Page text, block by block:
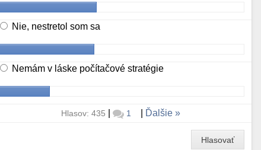
Nie, nestretol som sa
Nemám v láske počítačové stratégie
Hlasov: 435 | 1 Ďalšie
Hlasovať